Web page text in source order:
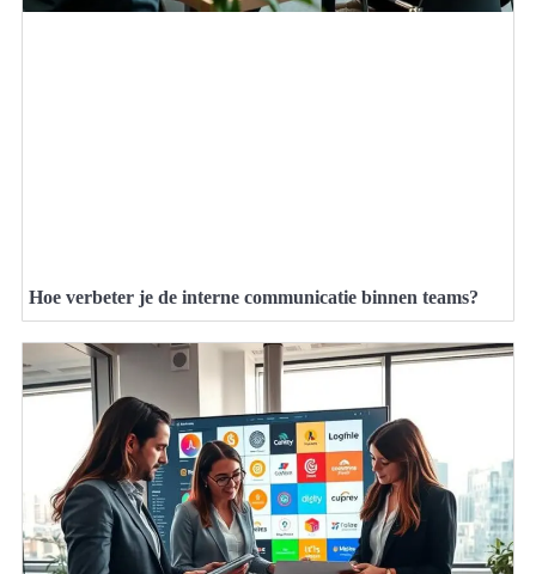
Hoe verbeter je de interne communicatie binnen teams?